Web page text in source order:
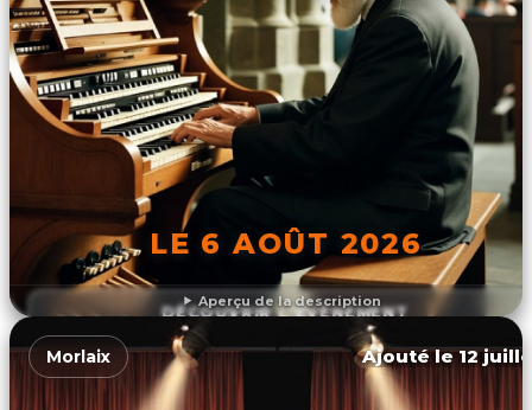
Aperçu de la description
LE 6 AOÛT 2026
DÉCOUVRIR L'ÉVÉNEMENT
Morlaix Ajouté le 12